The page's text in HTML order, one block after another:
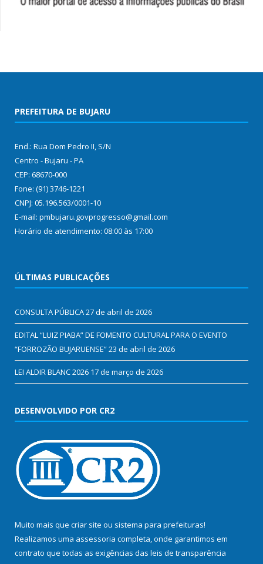
PREFEITURA DE BUJARU
End.: Rua Dom Pedro II, S/N
Centro - Bujaru - PA
CEP: 68670-000
Fone: (91) 3746-1221
CNPJ: 05.196.563/0001-10
E-mail: pmbujaru.govprogresso@gmail.com
Horário de atendimento: 08:00 às 17:00
ÚLTIMAS PUBLICAÇÕES
CONSULTA PÚBLICA27 de abril de 2026
EDITAL “LUIZ PIABA” DE FOMENTO CULTURAL PARA O EVENTO
“FORROZÃO BUJARUENSE”23 de abril de 2026
LEI ALDIR BLANC 2026 17 de março de 2026
DESENVOLVIDO POR CR2
Muito mais que criar site ou sistema para prefeituras!
Realizamos uma assessoria completa, onde garantimos em
contrato que todas as exigências das leis de transparência